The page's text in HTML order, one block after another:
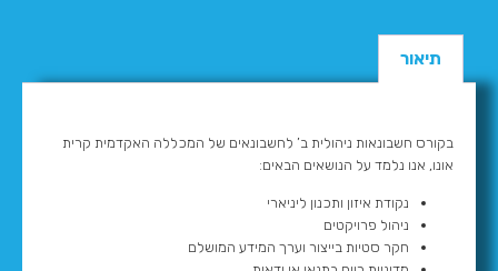
תיאור
בקורס חשבונאות ניהולית ב’ לחשבונאים של המכללה האקדמית קרית
אונו, אנו נלמד על הנושאים הבאים:
נקודת איזון ותכנון ליניארי
ניהול פרויקטים
חקר סטיות בייצור וערך המידע המושלם